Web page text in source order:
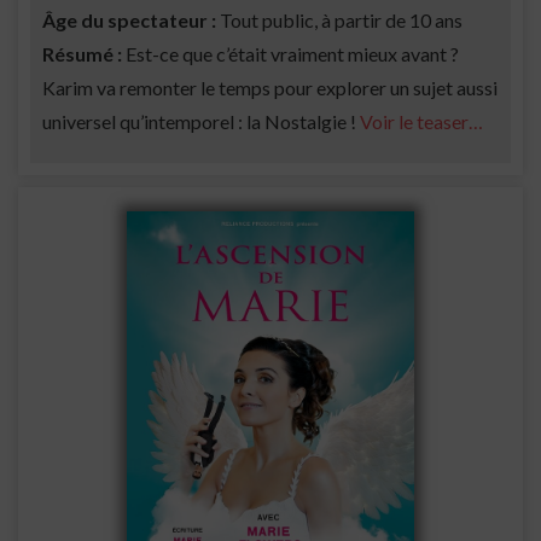
Âge du spectateur : Tout public, à partir de 10 ans
Résumé : Est-ce que c’était vraiment mieux avant ?
Karim va remonter le temps pour explorer un sujet aussi
universel qu’intemporel : la Nostalgie ! Voir le teaser…